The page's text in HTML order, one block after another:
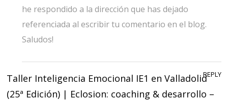
he respondido a la dirección que has dejado
referenciada al escribir tu comentario en el blog.
Saludos!
Taller Inteligencia Emocional IE1 en Valladolid
(25ª Edición) | Eclosion: coaching & desarrollo –
REPLY